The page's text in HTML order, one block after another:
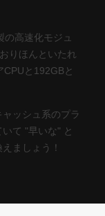
高速化モジュ
りほんといたれ
と192GBと
ッシュ系のプラ
て "早いな" と
ましょう！